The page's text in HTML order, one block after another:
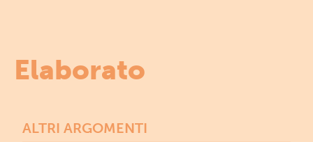
Elaborato
ALTRI ARGOMENTI